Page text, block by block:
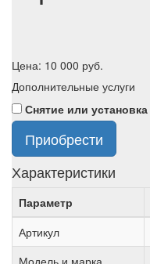
Цена: 10 000 руб.
Дополнительные услуги
Снятие или установка
Приобрести
Характеристики
Параметр
Артикул